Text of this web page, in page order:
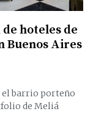
hoteles de
Buenos Aires
el barrio porteño
de Meliá